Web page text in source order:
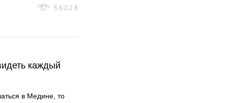
брак – это два56028
каждый
в Медине, то